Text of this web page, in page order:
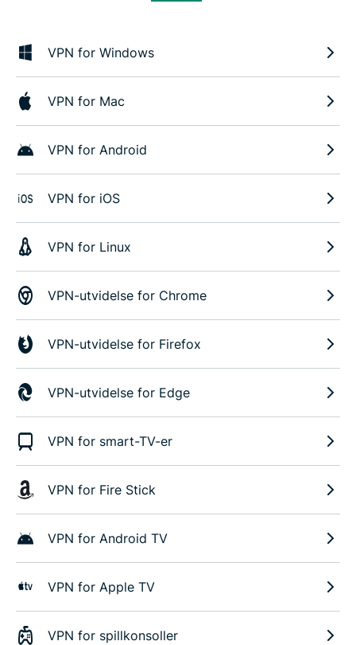
VPN for Windows
VPN for Mac
VPN for Android
VPN for iOS
VPN for Linux
VPN-utvidelse for Chrome
VPN-utvidelse for Firefox
VPN-utvidelse for Edge
VPN for smart-TV-er
VPN for Fire Stick
VPN for Android TV
VPN for Apple TV
VPN for spillkonsoller